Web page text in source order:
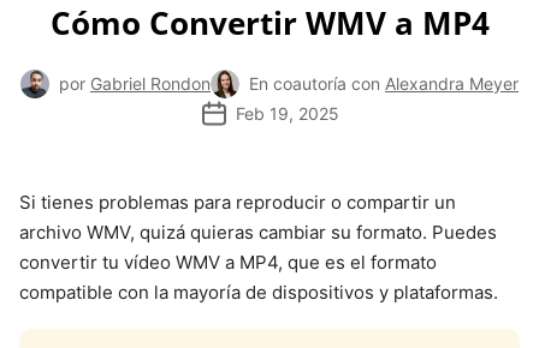
Cómo Convertir WMV a MP4
por Gabriel Rondon En coautoría con Alexandra Meyer
Feb 19, 2025
Si tienes problemas para reproducir o compartir un
archivo WMV, quizá quieras cambiar su formato. Puedes
convertir tu vídeo WMV a MP4, que es el formato
compatible con la mayoría de dispositivos y plataformas.